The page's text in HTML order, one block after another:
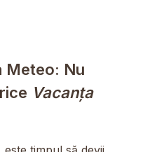
Meteo: Nu
Vacanța